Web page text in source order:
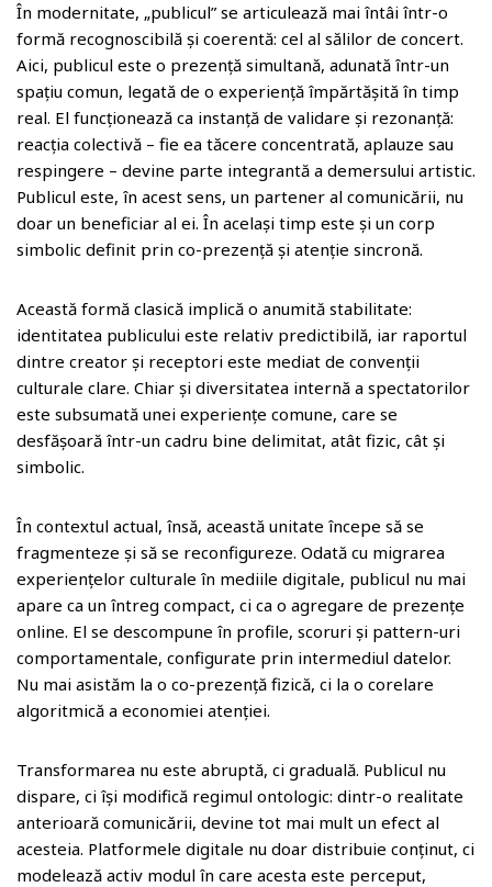
În modernitate, „publicul” se articulează mai întâi într-o
formă recognoscibilă și coerentă: cel al sălilor de concert.
Aici, publicul este o prezență simultană, adunată într-un
spațiu comun, legată de o experiență împărtășită în timp
real. El funcționează ca instanță de validare și rezonanță:
reacția colectivă – fie ea tăcere concentrată, aplauze sau
respingere – devine parte integrantă a demersului artistic.
Publicul este, în acest sens, un partener al comunicării, nu
doar un beneficiar al ei. În același timp este și un corp
simbolic definit prin co-prezență și atenție sincronă.
Această formă clasică implică o anumită stabilitate:
identitatea publicului este relativ predictibilă, iar raportul
dintre creator și receptori este mediat de convenții
culturale clare. Chiar și diversitatea internă a spectatorilor
este subsumată unei experiențe comune, care se
desfășoară într-un cadru bine delimitat, atât fizic, cât și
simbolic.
În contextul actual, însă, această unitate începe să se
fragmenteze și să se reconfigureze. Odată cu migrarea
experiențelor culturale în mediile digitale, publicul nu mai
apare ca un întreg compact, ci ca o agregare de prezențe
online. El se descompune în profile, scoruri și pattern-uri
comportamentale, configurate prin intermediul datelor.
Nu mai asistăm la o co-prezență fizică, ci la o corelare
algoritmică a economiei atenției.
Transformarea nu este abruptă, ci graduală. Publicul nu
dispare, ci își modifică regimul ontologic: dintr-o realitate
anterioară comunicării, devine tot mai mult un efect al
acesteia. Platformele digitale nu doar distribuie conținut, ci
modelează activ modul în care acesta este perceput,